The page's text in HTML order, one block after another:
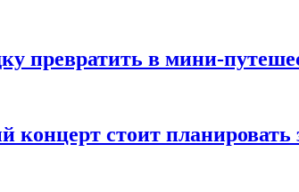
превратить в мини-
концерт стоит планировать